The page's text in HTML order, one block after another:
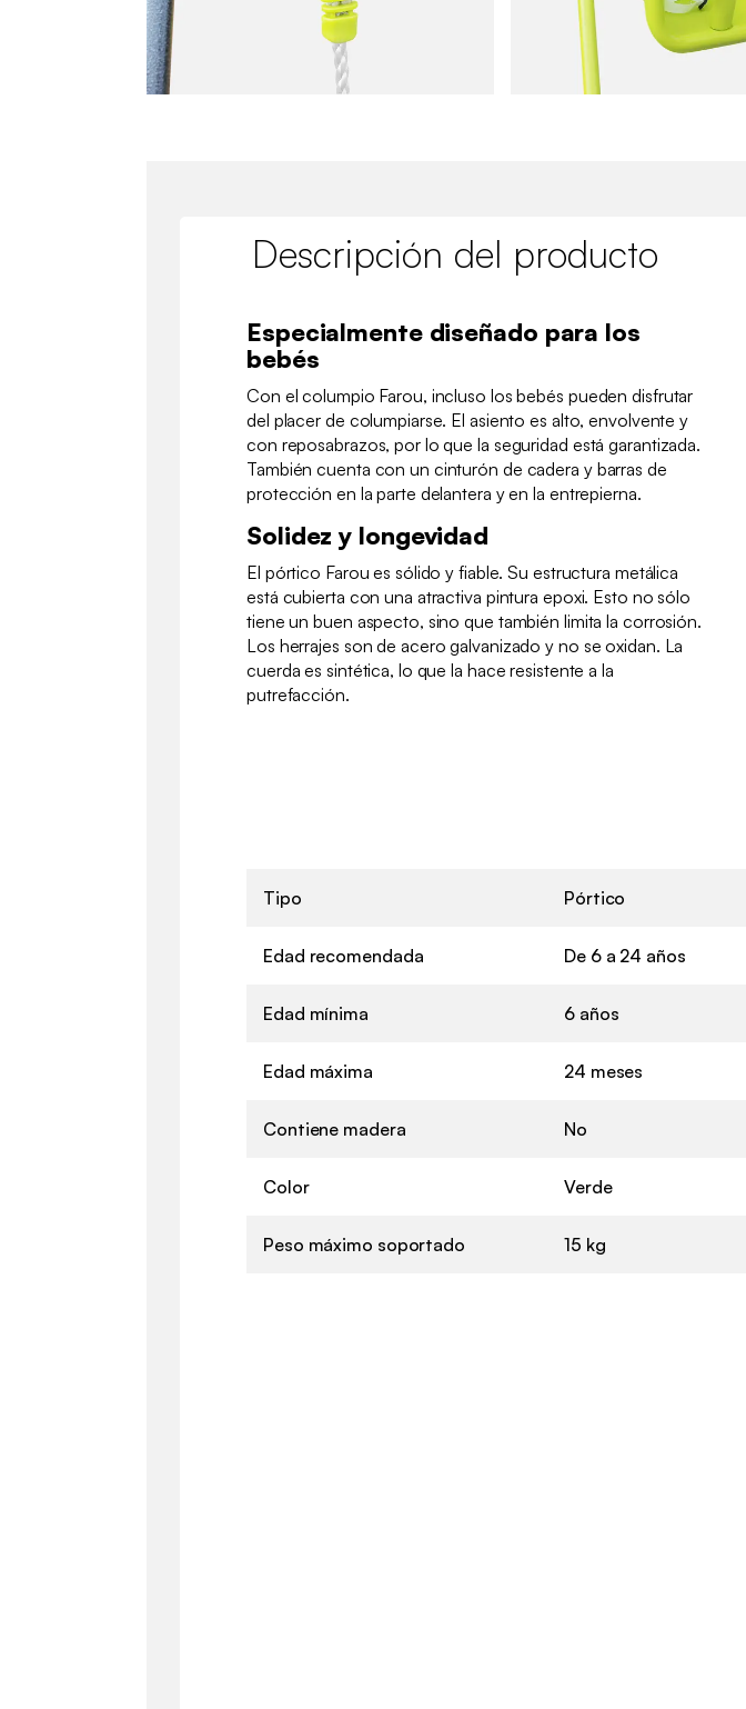
Descripción del producto
Especialmente diseñado para los
bebés
Con el columpio Farou, incluso los bebés pueden disfrutar
del placer de columpiarse. El asiento es alto, envolvente y
con reposabrazos, por lo que la seguridad está garantizada.
También cuenta con un cinturón de cadera y barras de
protección en la parte delantera y en la entrepierna.
Solidez y longevidad
El pórtico Farou es sólido y fiable. Su estructura metálica
está cubierta con una atractiva pintura epoxi. Esto no sólo
tiene un buen aspecto, sino que también limita la corrosión.
Los herrajes son de acero galvanizado y no se oxidan. La
cuerda es sintética, lo que la hace resistente a la
putrefacción.
Tipo Pórtico
Edad recomendada De 6 a 24 años
Edad mínima 6 años
Edad máxima 24 meses
Contiene madera No
Color Verde
Peso máximo soportado 15 kg